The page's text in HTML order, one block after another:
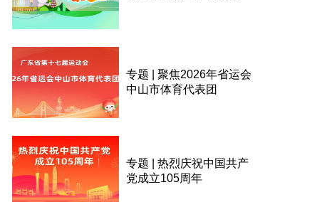
专题 | 聚焦2026年省运会
中山市体育代表团
专题 | 热烈庆祝中国共产
党成立105周年